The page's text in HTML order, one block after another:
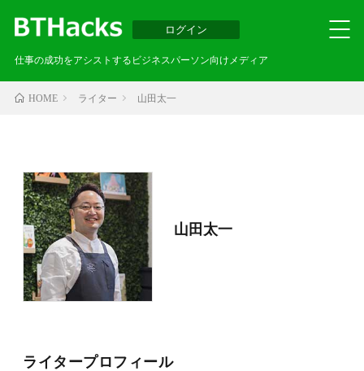
ログイン
仕事の成功をアシストするビジネスパーソン向けメディア
HOME ライター 山田太一
山田太一
ライタープロフィール